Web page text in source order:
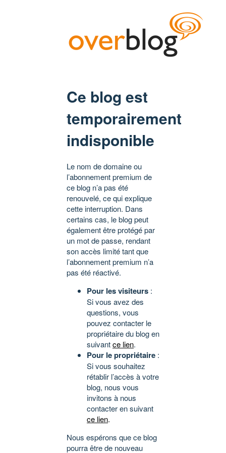
Ce blog est
temporairement
indisponible
Le nom de domaine ou
l’abonnement premium de
ce blog n’a pas été
renouvelé, ce qui explique
cette interruption. Dans
certains cas, le blog peut
également être protégé par
un mot de passe, rendant
son accès limité tant que
l’abonnement premium n’a
pas été réactivé.
Pour les visiteurs :
Si vous avez des
questions, vous
pouvez contacter le
propriétaire du blog en
suivantce lien.
Pour le propriétaire :
Si vous souhaitez
rétablir l’accès à votre
blog, nous vous
invitons à nous
contacter en suivant
ce lien.
Nous espérons que ce blog
pourra être de nouveau